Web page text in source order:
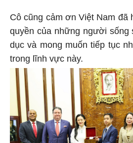
Cô cũng cảm ơn Việt Nam đã
quyền của những người sống
dục và mong muốn tiếp tục
trong lĩnh vực này.